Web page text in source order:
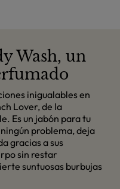
Wash, un
inigualables en
Lover, de la
Es un jabón para tu
problema, deja
gracias a sus
sin restar
suntuosas burbujas